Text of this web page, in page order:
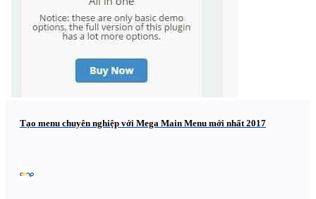
Tạo menu chuyên nghiệp với Mega Main Menu mới nhất 2017